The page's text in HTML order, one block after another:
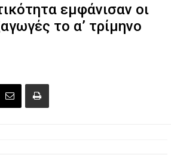
εμφάνισαν οι
το α’ τρίμηνο